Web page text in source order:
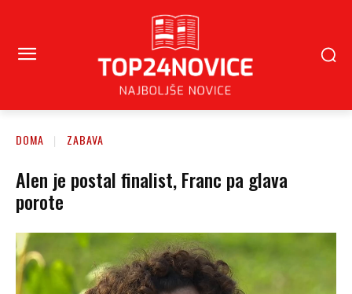
DOMA ZABAVA
Alen je postal finalist, Franc pa glava
porote